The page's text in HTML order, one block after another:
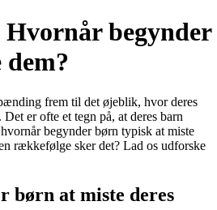
begynder
frem til det øjeblik, hvor deres
er ofte et tegn på, at deres barn
begynder børn typisk at miste
rækkefølge sker det? Lad os udforske
børn at miste deres